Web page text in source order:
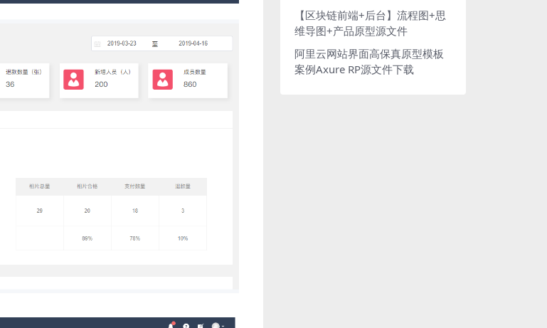
【区块链前端+后台】流程图+思
维导图+产品原型源文件
阿里云网站界面高保真原型模板
案例Axure RP源文件下载